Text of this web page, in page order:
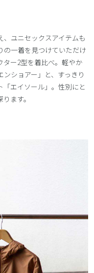
、ユニセックスアイテムも
の一着を見つけていただけ
ター2型を着比べ。軽やか
ショアー」と、すっきり
エイソール」。性別にと
ます。